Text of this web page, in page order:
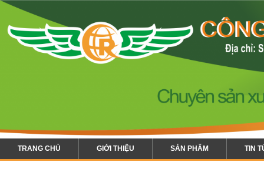
TRANG CHỦ GIỚI THIỆU SẢN PHẨM TIN